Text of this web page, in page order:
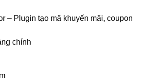
– Plugin tạo mã khuyến mãi, coupon
chính